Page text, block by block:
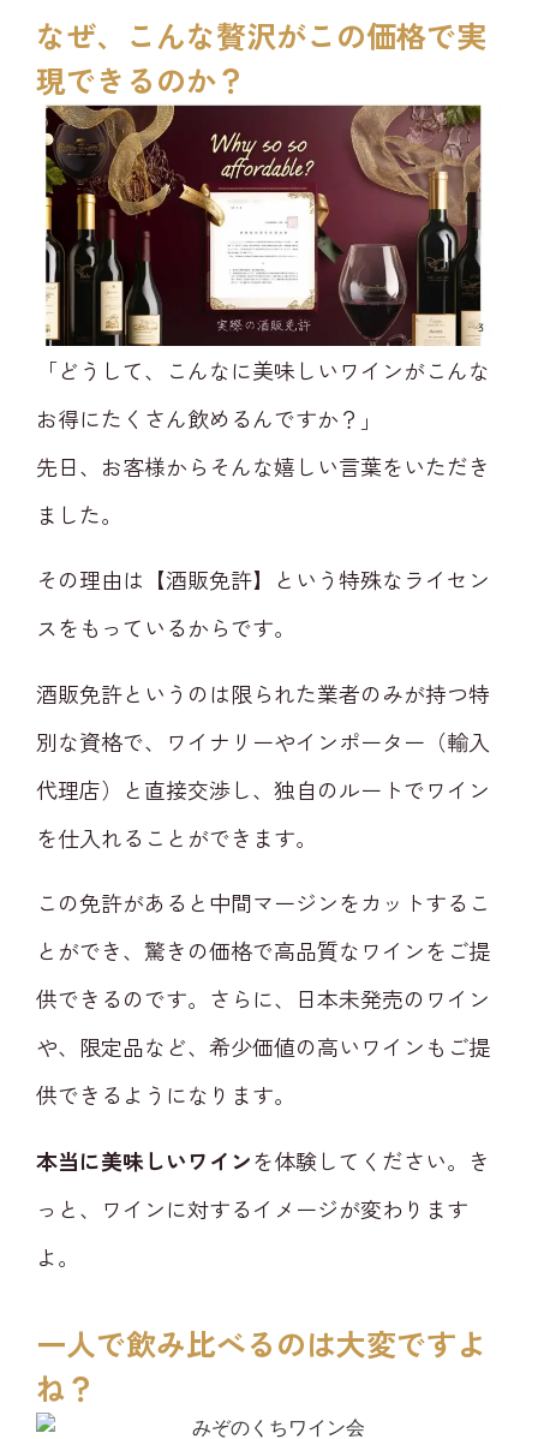
なぜ、こんな贅沢がこの価格で実
現できるのか？
「どうして、こんなに美味しいワインがこんな
お得にたくさん飲めるんですか？」
先日、お客様からそんな嬉しい言葉をいただき
ました。
その理由は【酒販免許】という特殊なライセン
スをもっているからです。
酒販免許というのは限られた業者のみが持つ特
別な資格で、ワイナリーやインポーター（輸入
代理店）と直接交渉し、独自のルートでワイン
を仕入れることができます。
この免許があると中間マージンをカットするこ
とができ、驚きの価格で高品質なワインをご提
供できるのです。さらに、日本未発売のワイン
や、限定品など、希少価値の高いワインもご提
供できるようになります。
本当に美味しいワインを体験してください。き
っと、ワインに対するイメージが変わります
よ。
一人で飲み比べるのは大変ですよ
ね？​